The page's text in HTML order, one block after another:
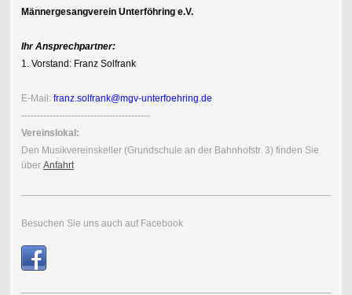
Männergesangverein Unterföhring e.V.
Ihr Ansprechpartner:
1. Vorstand: Franz Solfrank
E-Mail: franz.solfrank@mgv-unterfoehring.de
-----------------------------------------
Vereinslokal:
Den Musikvereinskeller (Grundschule an der Bahnhofstr. 3) finden Sie
über Anfahrt
Besuchen Sie uns auch auf Facebook